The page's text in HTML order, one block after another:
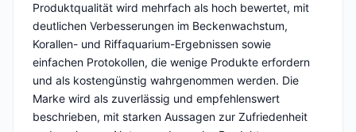
Produktqualität wird mehrfach als hoch bewertet, mit
deutlichen Verbesserungen im Beckenwachstum,
Korallen- und Riffaquarium-Ergebnissen sowie
einfachen Protokollen, die wenige Produkte erfordern
und als kostengünstig wahrgenommen werden. Die
Marke wird als zuverlässig und empfehlenswert
beschrieben, mit starken Aussagen zur Zufriedenheit